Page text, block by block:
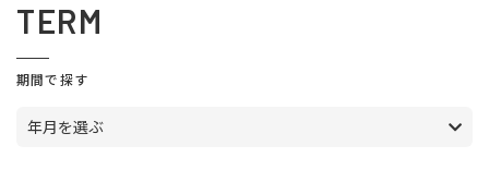
TERM
期間で探す
年月を選ぶ